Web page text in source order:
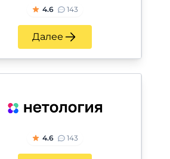
4.6 143
Далее
4.6 143